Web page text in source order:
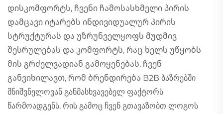
დისკომფორტს, ჩვენი ჩამოსასხმელი პირის
დამცავი იტარებს ინდივიდუალურ პირის
სტრუქტურას და უზრუნველყოფს მუდმივ
შესრულებას და კომფორტს, რაც ხელს უწყობს
მის გრძელვადიან გამოყენებას. ჩვენ
განვიხილავთ, რომ ბრენდირება B2B ბაზრებში
მნიშვნელოვან განმასხვავებელ ფაქტორს
წარმოადგენს, რის გამოც ჩვენ გთავაზობთ ლოგოს